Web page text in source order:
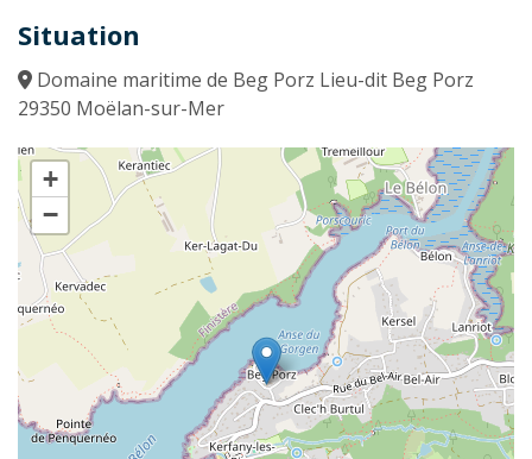
Situation
Domaine maritime de Beg Porz Lieu-dit Beg Porz
29350 Moëlan-sur-Mer
+
−